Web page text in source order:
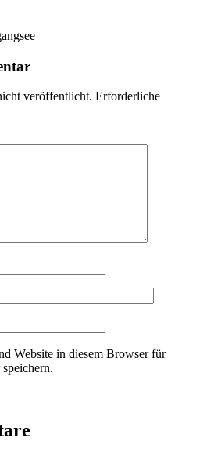
veröffentlicht. Erforderliche
Website in diesem Browser für